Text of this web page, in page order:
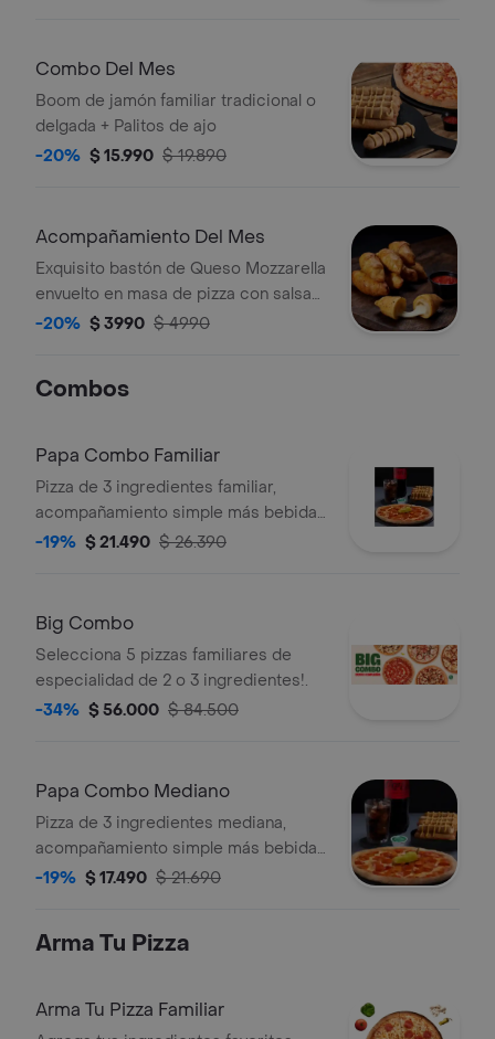
Combo Del Mes
Boom de jamón familiar tradicional o
delgada + Palitos de ajo
-20% $ 15.990 $ 19.890
Acompañamiento Del Mes
Exquisito bastón de Queso Mozzarella
envuelto en masa de pizza con salsa
de ajo, acompañado de un cup de
-20% $ 3990 $ 4990
Combos
Papa Combo Familiar
Pizza de 3 ingredientes familiar,
acompañamiento simple más bebida
de 2,5 lt.
-19% $ 21.490 $ 26.390
Big Combo
Selecciona 5 pizzas familiares de
especialidad de 2 o 3 ingredientes!.
-34% $ 56.000 $ 84.500
Papa Combo Mediano
Pizza de 3 ingredientes mediana,
acompañamiento simple más bebida
1,5 lt.
-19% $ 17.490 $ 21.690
Arma Tu Pizza
Arma Tu Pizza Familiar